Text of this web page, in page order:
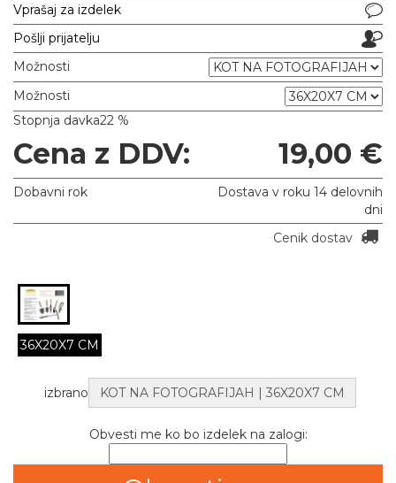
Vprašaj za izdelek
Pošlji prijatelju
Možnosti
Možnosti
Stopnja davka22 %
Cena z DDV: 19,00 €
Dobavni rok
Dostava v roku 14 delovnih
dni
Cenik dostav
36X20X7 CM
izbrano KOT NA FOTOGRAFIJAH | 36X20X7 CM
Obvesti me ko bo izdelek na zalogi: